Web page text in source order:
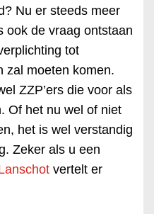
Nu er steeds meer
ook de vraag ontstaan
tot
zal moeten komen.
ZZP’ers die voor als
Of het nu wel of niet
het is wel verstandig
Zeker als u een
vertelt er